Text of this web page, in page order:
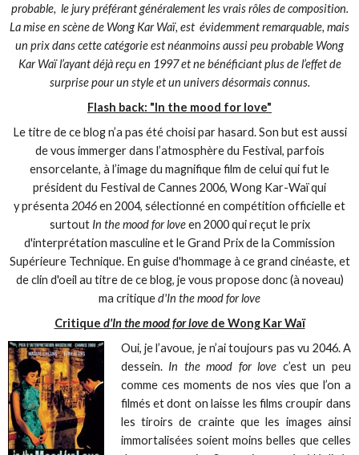
probable, le jury préférant généralement les vrais rôles de composition.
La mise en scène de Wong Kar Waï, est évidemment remarquable, mais
un prix dans cette catégorie est néanmoins aussi peu probable Wong
Kar Waï l’ayant déjà reçu en 1997 et ne bénéficiant plus de l’effet de
surprise pour un style et un univers désormais connus.
Flash back: "In the mood for love"
Le titre de ce blog n’a pas été choisi par hasard. Son but est aussi
de vous immerger dans l’atmosphère du Festival, parfois
ensorcelante, à l’image du magnifique film de celui qui fut le
président du Festival de Cannes 2006, Wong Kar-Waï qui
y présenta 2046en 2004, sélectionné en compétition officielle et
surtout In the mood for loveen 2000 qui reçut le prix
d'interprétation masculine et le Grand Prix de la Commission
Supérieure Technique. En guise d'hommage à ce grand cinéaste, et
de clin d'oeil au titre de ce blog, je vous propose donc (à noveau)
ma critiqued'In the mood for love
Critique d'In the mood for lovede Wong Kar Waï
Oui, je l’avoue, je n’ai toujours pas vu 2046. A
dessein. In the mood for love c’est un peu
comme ces moments de nos vies que l’on a
filmés et dont on laisse les films croupir dans
les tiroirs de crainte que les images ainsi
immortalisées soient moins belles que celles